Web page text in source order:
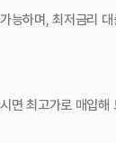
능하며, 최저금리
면 최고가로 매입해